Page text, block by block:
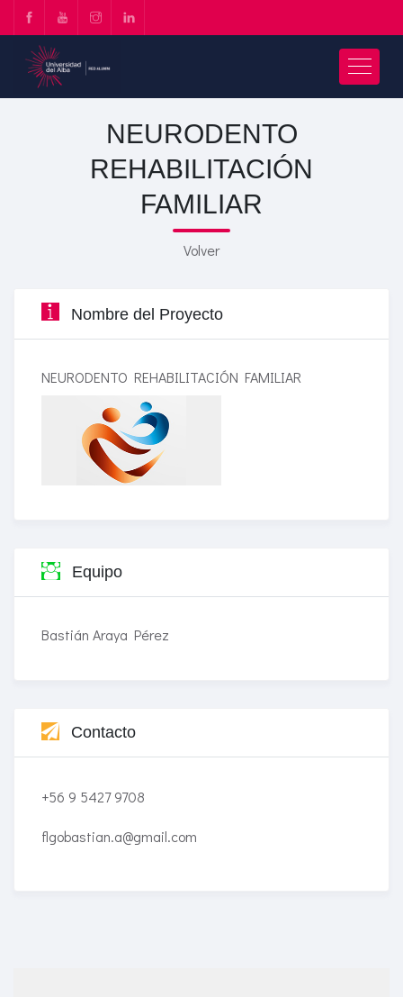
NEURODENTO
REHABILITACIÓN
FAMILIAR
Volver
Nombre del Proyecto
NEURODENTO REHABILITACIÓN FAMILIAR
Equipo
Bastián Araya Pérez
Contacto
+56 9 5427 9708
flgobastian.a@gmail.com